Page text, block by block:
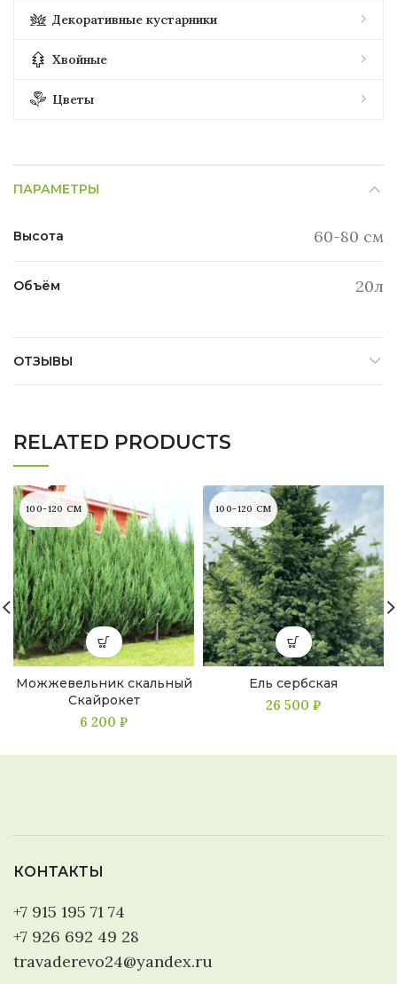
Декоративные кустарники
Хвойные
Цветы
ПАРАМЕТРЫ
Высота 60-80 см
Объём 20л
ОТЗЫВЫ
RELATED PRODUCTS
100-120 СМ
Можжевельник скальный
Скайрокет
6 200 ₽
100-120 СМ
Ель сербская
26 500 ₽
КОНТАКТЫ
+7 915 195 71 74
+7 926 692 49 28
travaderevo24@yandex.ru